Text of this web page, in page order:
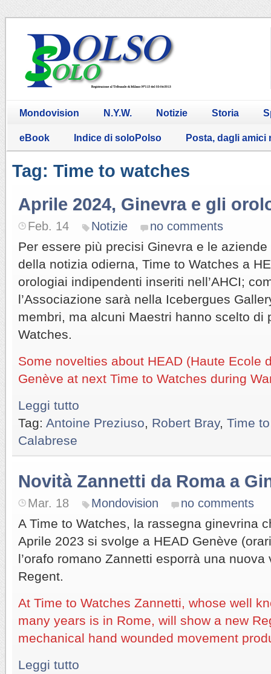
Mondovision N.Y.W. Notizie Storia
eBook Indice di soloPolso Posta, dagli amici
Tag: Time to watches
Aprile 2024, Ginevra e gli
Feb. 14 Notizie no comments
Per essere più precisi Ginevra e le
della notizia odierna, Time to Watches a
orologiai indipendenti inseriti nell’AHCI;
l’Associazione sarà nella Icebergues
membri, ma alcuni Maestri hanno scelto di
Watches.
Some novelties about HEAD (Haute Ecole
Genève at next Time to Watches during
Leggi tutto
Tag: Antoine Preziuso Robert Bray, Time
Calabrese
Novità Zannetti da Roma a
Mar. 18 Mondovision no comments
A Time to Watches, la rassegna ginevrina
Aprile 2023 si svolge a HEAD Genève
l’orafo romano Zannetti esporrà una nuova
Regent.
At Time to Watches Zannetti, whose well
many years is in Rome, will show a new
mechanical hand wounded movement
Leggi tutto